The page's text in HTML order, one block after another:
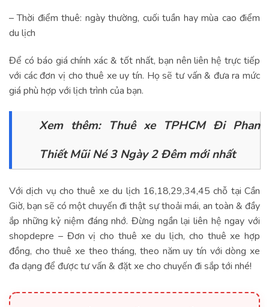
– Thời điểm thuê: ngày thường, cuối tuần hay mùa cao điểm
du lịch
Để có báo giá chính xác & tốt nhất, bạn nên liên hệ trực tiếp
với các đơn vị cho thuê xe uy tín. Họ sẽ tư vấn & đưa ra mức
giá phù hợp với lịch trình của bạn.
Xem thêm: Thuê xe TPHCM Đi Phan
Thiết Mũi Né 3 Ngày 2 Đêm mới nhất
Với dịch vụ cho thuê xe du lịch 16,18,29,34,45 chỗ tại Cần
Giờ, bạn sẽ có một chuyến đi thật sự thoải mái, an toàn & đầy
ắp những kỷ niệm đáng nhớ. Đừng ngần lại liên hệ ngay với
shopdepre – Đơn vị cho thuê xe du lịch, cho thuê xe hợp
đồng, cho thuê xe theo tháng, theo năm uy tín với dòng xe
đa dạng để được tư vấn & đặt xe cho chuyến đi sắp tới nhé!